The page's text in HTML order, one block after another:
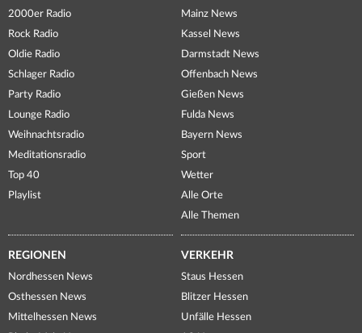
2000er Radio
Rock Radio
Oldie Radio
Schlager Radio
Party Radio
Lounge Radio
Weihnachtsradio
Meditationsradio
Top 40
Playlist
Mainz News
Kassel News
Darmstadt News
Offenbach News
Gießen News
Fulda News
Bayern News
Sport
Wetter
Alle Orte
Alle Themen
REGIONEN
Nordhessen News
Osthessen News
Mittelhessen News
VERKEHR
Staus Hessen
Blitzer Hessen
Unfälle Hessen